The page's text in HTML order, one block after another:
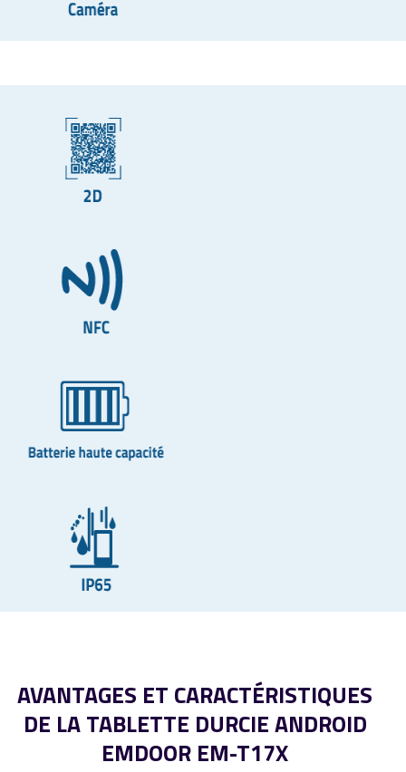
AVANTAGES ET CARACTÉRISTIQUES
DE LA TABLETTE DURCIE ANDROID
EMDOOR EM-T17X